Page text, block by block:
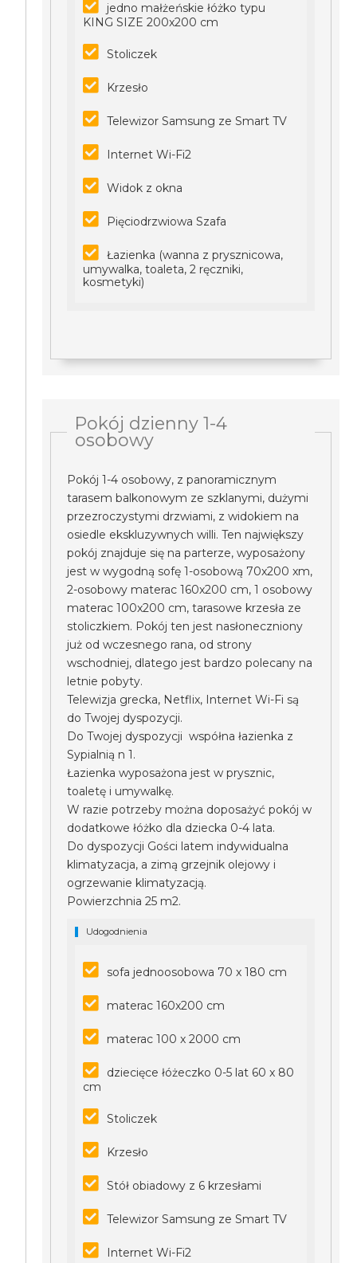
jedno małżeńskie łóżko typu
KING SIZE 200x200 cm
Stoliczek
Krzesło
Telewizor Samsung ze Smart TV
Internet Wi-Fi2
Widok z okna
Pięciodrzwiowa Szafa
Łazienka (wanna z prysznicowa,
umywalka, toaleta, 2 ręczniki,
kosmetyki)
Pokój dzienny 1-4
osobowy
Pokój 1-4 osobowy, z panoramicznym
tarasem balkonowym ze szklanymi, dużymi
przezroczystymi drzwiami, z widokiem na
osiedle ekskluzywnych willi. Ten największy
pokój znajduje się na parterze, wyposażony
jest w wygodną sofę 1-osobową 70x200 xm,
2-osobowy materac 160x200 cm, 1 osobowy
materac 100x200 cm, tarasowe krzesła ze
stoliczkiem. Pokój ten jest nasłoneczniony
już od wczesnego rana, od strony
wschodniej, dlatego jest bardzo polecany na
letnie pobyty.
Telewizja grecka, Netflix, Internet Wi-Fi są
do Twojej dyspozycji.
Do Twojej dyspozycji współna łazienka z
Sypialnią n 1.
Łazienka wyposażona jest w prysznic,
toaletę i umywalkę.
W razie potrzeby można doposażyć pokój w
dodatkowe łóżko dla dziecka 0-4 lata.
Do dyspozycji Gości latem indywidualna
klimatyzacja, a zimą grzejnik olejowy i
ogrzewanie klimatyzacją.
Powierzchnia 25 m2.
Udogodnienia
sofa jednoosobowa 70 x 180 cm
materac 160x200 cm
materac 100 x 2000 cm
dziecięce łóżeczko 0-5 lat 60 x 80
cm
Stoliczek
Krzesło
Stół obiadowy z 6 krzesłami
Telewizor Samsung ze Smart TV
Internet Wi-Fi2